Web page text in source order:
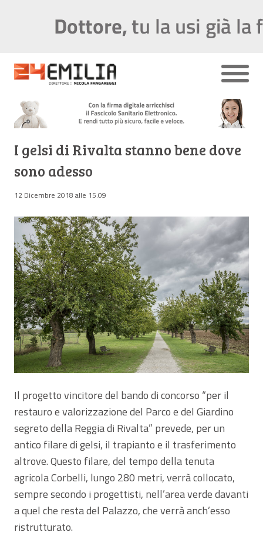
I gelsi di Rivalta stanno bene dove
sono adesso
12 Dicembre 2018 alle 15:09
Il progetto vincitore del bando di concorso “per il
restauro e valorizzazione del Parco e del Giardino
segreto della Reggia di Rivalta” prevede, per un
antico filare di gelsi, il trapianto e il trasferimento
altrove. Questo filare, del tempo della tenuta
agricola Corbelli, lungo 280 metri, verrà collocato,
sempre secondo i progettisti, nell’area verde davanti
a quel che resta del Palazzo, che verrà anch’esso
ristrutturato.